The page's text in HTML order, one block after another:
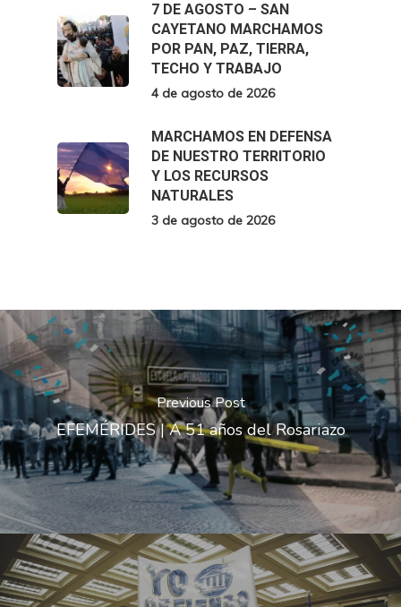
7 DE AGOSTO – SAN
CAYETANO MARCHAMOS
POR PAN, PAZ, TIERRA,
TECHO Y TRABAJO
4 de agosto de 2026
MARCHAMOS EN DEFENSA
DE NUESTRO TERRITORIO
Y LOS RECURSOS
NATURALES
3 de agosto de 2026
Previous Post
EFEMÉRIDES | A 51 años del Rosariazo